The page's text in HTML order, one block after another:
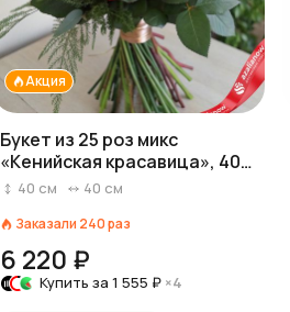
Акция
Букет из 25 роз микс
«Кенийская красавица», 40
см40 см 40 см
Заказали 240раз
6 220 ₽
Купить за 1 555 ₽ ×4